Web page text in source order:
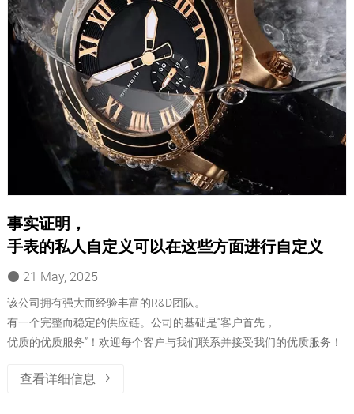
事实证明，
手表的私人自定义可以在这些方面进行自定义
21 May, 2025
该公司拥有强大而经验丰富的R&D团队。
有一个完整而稳定的供应链。公司的基础是“客户首先，
优质的优质服务”！欢迎每个客户与我们联系并接受我们的优质服务！
查看详细信息